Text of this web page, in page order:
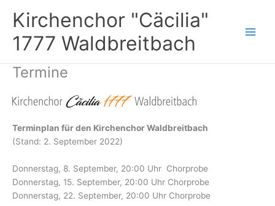
InhaltKirchenchor "Cäcilia"
1777 Waldbreitbach
Termine
Terminplan für den Kirchenchor Waldbreitbach
(Stand: 2. September 2022)
Donnerstag, 8. September, 20:00 Uhr Chorprobe
Donnerstag, 15. September, 20:00 Uhr Chorprobe
Donnerstag, 22. September, 20:00 Uhr Chorprobe